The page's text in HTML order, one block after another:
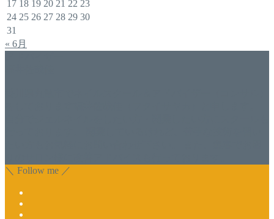
17 18 19 20 21 22 23
24 25 26 27 28 29 30
31
« 6月
＼ Follow me ／